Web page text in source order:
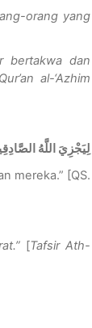
orang yang
bertakwa dan
al-‘Azhim
لِيَجْزِيَ اللَّهُ
mereka.” [QS.
[Tafsir Ath-